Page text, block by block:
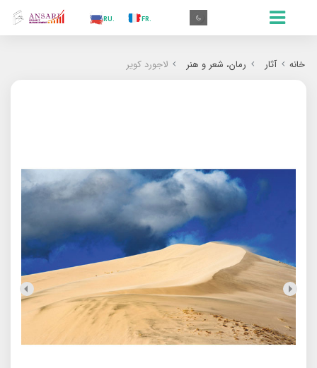
.TR
خانه آثار رمان‌‌، شعر و هنر لاجورد کویر